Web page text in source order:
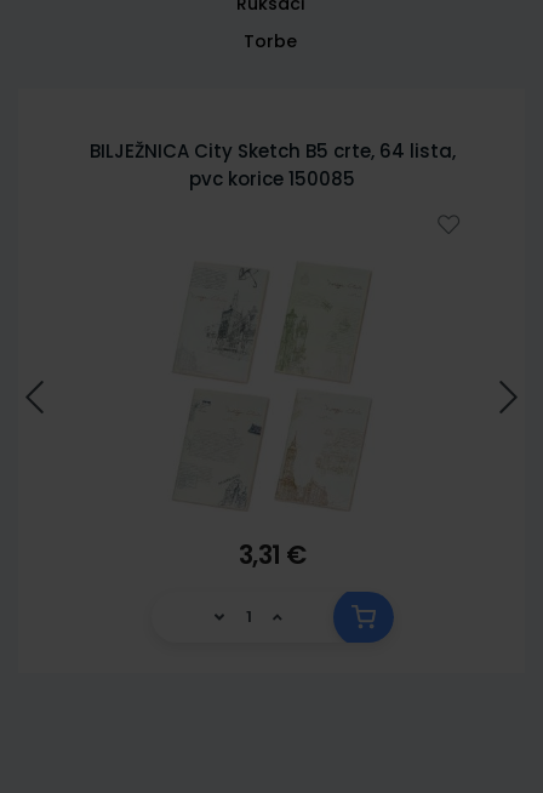
Torbe
BILJEŽNICA City Sketch B5 crte, 64 lista,
pvc korice 150085
3,31 €